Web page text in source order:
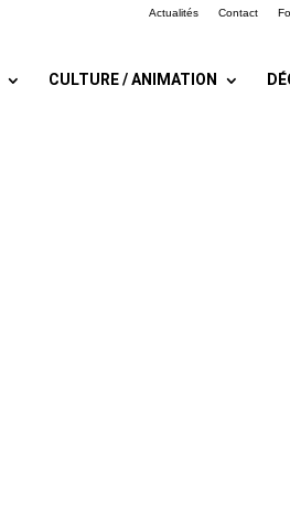
Actualités Contact
CULTURE / ANIMATION